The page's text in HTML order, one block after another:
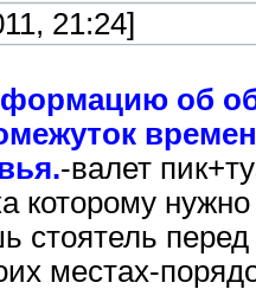
21:24]
об
-валет
которому
стоятель
местах-